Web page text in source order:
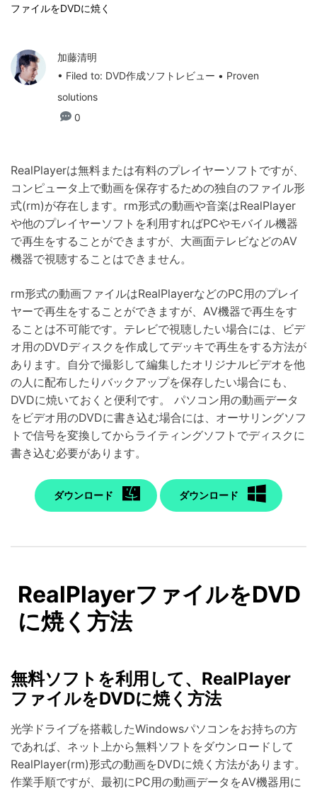
ファイルをDVDに焼く
加藤清明
• Filed to: DVD作成ソフトレビュー • Proven
solutions
0
RealPlayerは無料または有料のプレイヤーソフトですが、
コンピュータ上で動画を保存するための独自のファイル形
式(rm)が存在します。rm形式の動画や音楽はRealPlayer
や他のプレイヤーソフトを利用すればPCやモバイル機器
で再生をすることができますが、大画面テレビなどのAV
機器で視聴することはできません。
rm形式の動画ファイルはRealPlayerなどのPC用のプレイ
ヤーで再生をすることができますが、AV機器で再生をす
ることは不可能です。テレビで視聴したい場合には、ビデ
オ用のDVDディスクを作成してデッキで再生をする方法が
あります。自分で撮影して編集したオリジナルビデオを他
の人に配布したりバックアップを保存したい場合にも、
DVDに焼いておくと便利です。 パソコン用の動画データ
をビデオ用のDVDに書き込む場合には、オーサリングソフ
トで信号を変換してからライティングソフトでディスクに
書き込む必要があります。
ダウンロード ダウンロード
RealPlayerファイルをDVD
に焼く方法
無料ソフトを利用して、RealPlayer
ファイルをDVDに焼く方法
光学ドライブを搭載したWindowsパソコンをお持ちの方
であれば、ネット上から無料ソフトをダウンロードして
RealPlayer(rm)形式の動画をDVDに焼く方法があります。
作業手順ですが、最初にPC用の動画データをAV機器用に